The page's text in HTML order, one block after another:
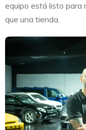
equipo está listo para
que una tienda.